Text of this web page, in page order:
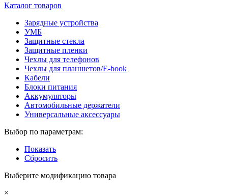
Каталог товаров
Зарядные устройства
УМБ
Защитные стекла
Защитные пленки
Чехлы для телефонов
Чехлы для планшетов/E-book
Кабели
Блоки питания
Аккумуляторы
Автомобильные держатели
Универсальные аксессуары
Выбор по параметрам:
Показать
Сбросить
Выберите модификацию товара
×